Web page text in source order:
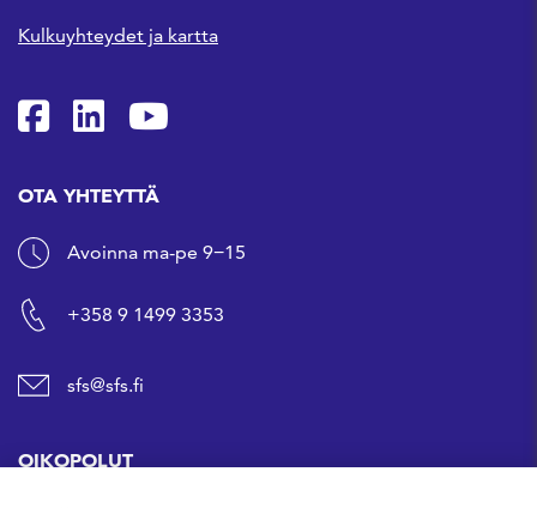
Kulkuyhteydet ja kartta
SFS Facebookissa
SFS Linkedinissä
SFS Youtubessa
OTA YHTEYTTÄ
Avoinna ma-pe 9−15
+358 9 1499 3353
sfs@sfs.fi
OIKOPOLUT